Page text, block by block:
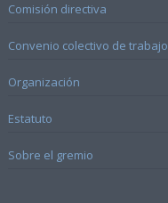
Comisión directiva
Convenio colectivo de trabajo
Organización
Estatuto
Sobre el gremio